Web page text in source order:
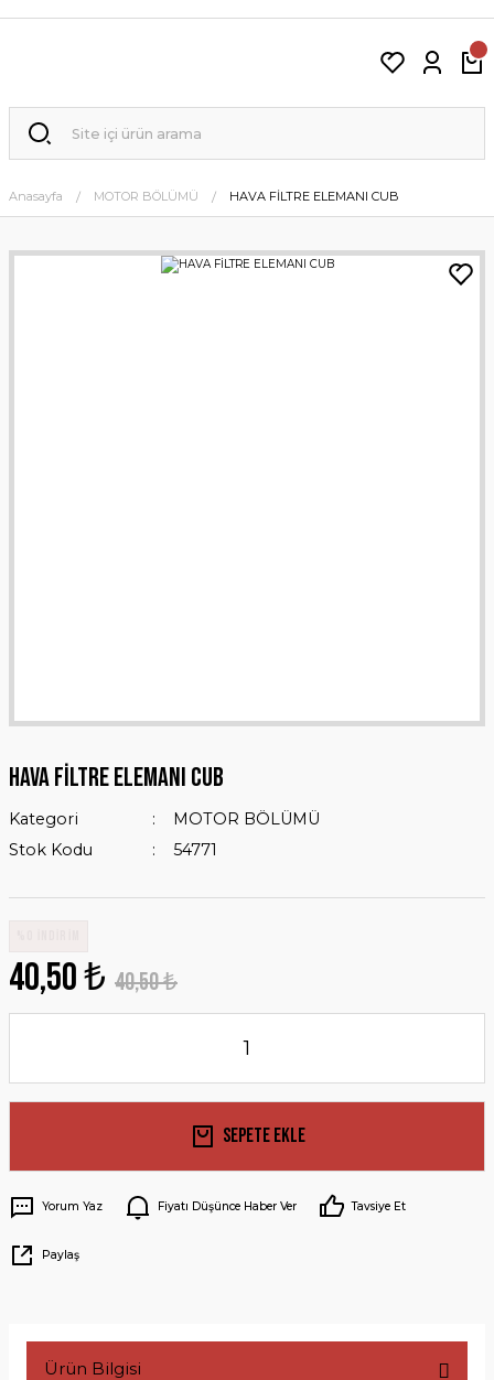
Anasayfa MOTOR BÖLÜMÜ HAVA FİLTRE ELEMANI CUB
HAVA FİLTRE ELEMANI CUB
Kategori
MOTOR BÖLÜMÜ
Stok Kodu
54771
40,50 ₺ 40,50 ₺
Sepete Ekle
Yorum Yaz Fiyatı Düşünce Haber Ver Tavsiye Et
Paylaş
Ürün Bilgisi